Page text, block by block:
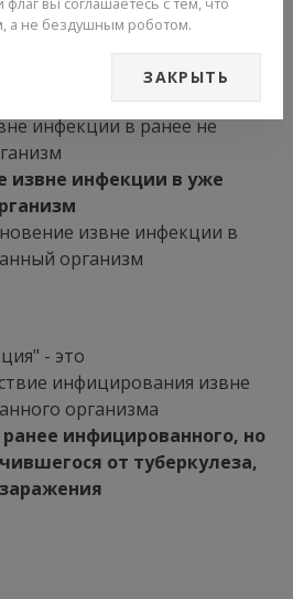
суперинфекция" включает
инфекции в ранее не
извне инфекции в уже
извне инфекции в
организм
- это
инфицирования извне
организма
инфицированного, но
от туберкулеза,
а не бездушным роботом.
ЗАКРЫТЬ